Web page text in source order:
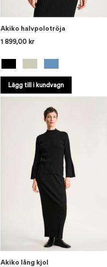
Akiko halvpolotröja
1 899,00 kr
Lägg till i kundvagn
Akiko lång kjol